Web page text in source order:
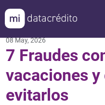
08 May, 2026
7 Fraudes
vacaciones y
evitarlos